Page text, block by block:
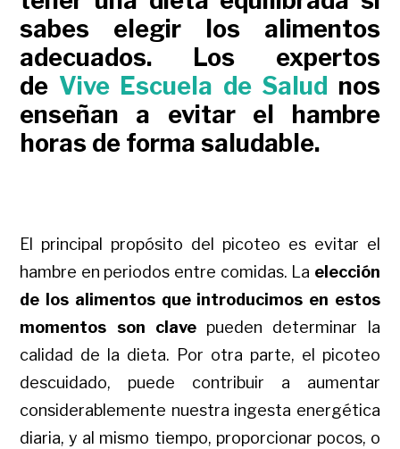
sabes elegir los alimentos
adecuados. Los expertos
de Vive Escuela de Salud nos
enseñan a evitar el hambre
horas de forma saludable.
El principal propósito del picoteo es evitar el
hambre en periodos entre comidas. La elección
de los alimentos que introducimos en estos
momentos son clavepueden determinar la
calidad de la dieta. Por otra parte, el picoteo
descuidado, puede contribuir a aumentar
considerablemente nuestra ingesta energética
diaria, y al mismo tiempo, proporcionar pocos, o